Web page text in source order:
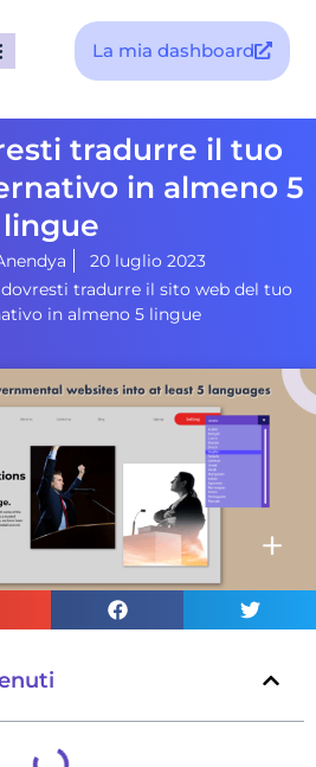
La mia dashboard
tradurre il tuo
in almeno 5
lingue
20 luglio 2023
tradurre il sito web del tuo
in almeno 5 lingue